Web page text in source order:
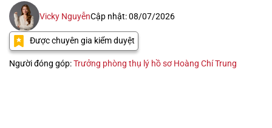
Vicky NguyễnCập nhật: 08/07/2026
Được chuyên gia kiểm duyệt
Người đóng góp:Trưởng phòng thụ lý hồ sơ Hoàng Chí Trung